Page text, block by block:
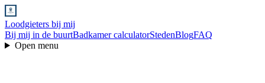
Loodgieters bij mij
Bij mij in de buurtBadkamer calculatorStedenBlogFAQ
Open menu